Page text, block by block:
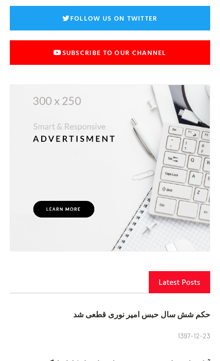
FOLLOW US ON TWITTER
SUBSCRIBE TO OUR CHANNEL
Latest Posts
حکم شش سال حبس امیر نوری قطعی شد
1397-12-23